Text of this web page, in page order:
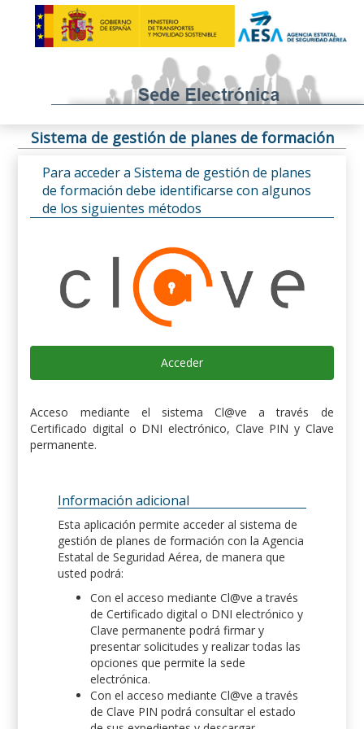
Sistema de gestión de planes de formación
Para acceder a Sistema de gestión de planes
de formación debe identificarse con algunos
de los siguientes métodos
Acceder
Acceso mediante el sistema Cl@ve a través de
Certificado digital o DNI electrónico, Clave PIN y Clave
permanente.
Información adicional
Esta aplicación permite acceder al sistema de
gestión de planes de formación con la Agencia
Estatal de Seguridad Aérea, de manera que
usted podrá:
Con el acceso mediante Cl@ve a través
de Certificado digital o DNI electrónico y
Clave permanente podrá firmar y
presentar solicitudes y realizar todas las
opciones que permite la sede
electrónica.
Con el acceso mediante Cl@ve a través
de Clave PIN podrá consultar el estado